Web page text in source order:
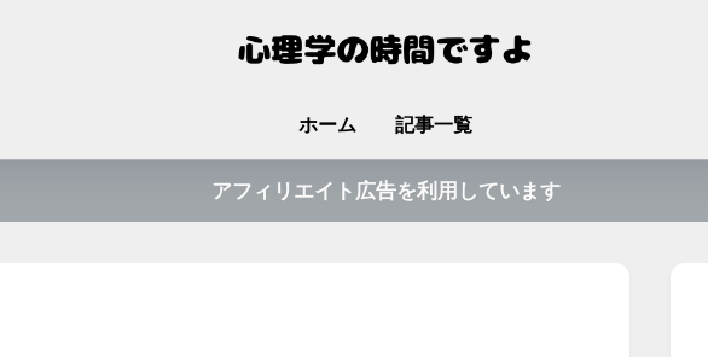
ホーム 記事一覧
アフィリエイト広告を利用しています